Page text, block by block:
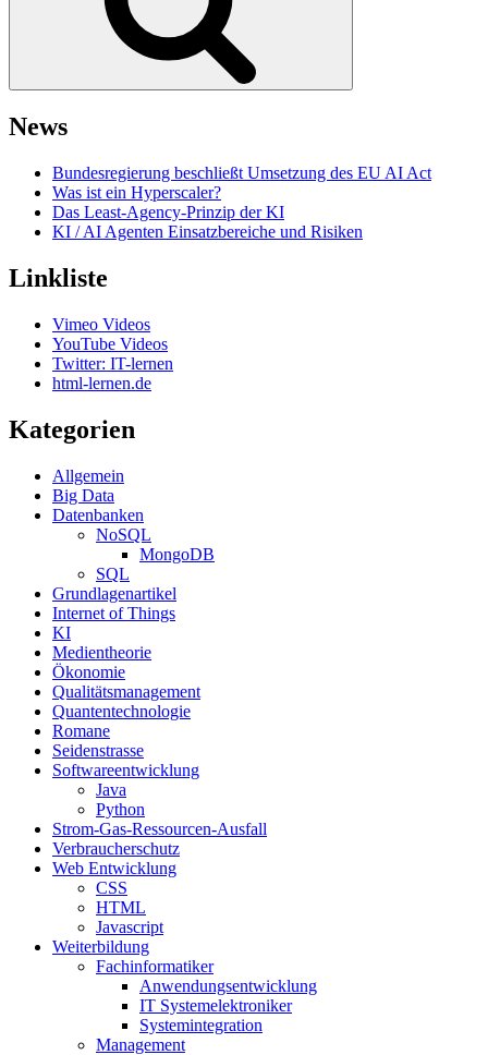
News
Bundesregierung beschließt Umsetzung des EU AI Act
Was ist ein Hyperscaler?
Das Least-Agency-Prinzip der KI
KI / AI Agenten Einsatzbereiche und Risiken
Linkliste
Vimeo Videos
YouTube Videos
Twitter: IT-lernen
html-lernen.de
Kategorien
Allgemein
Big Data
Datenbanken
NoSQL
MongoDB
SQL
Grundlagenartikel
Internet of Things
KI
Medientheorie
Ökonomie
Qualitätsmanagement
Quantentechnologie
Romane
Seidenstrasse
Softwareentwicklung
Java
Python
Strom-Gas-Ressourcen-Ausfall
Verbraucherschutz
Web Entwicklung
CSS
HTML
Javascript
Weiterbildung
Fachinformatiker
Anwendungsentwicklung
IT Systemelektroniker
Systemintegration
Management